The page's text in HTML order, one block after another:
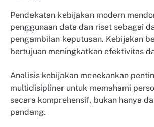
Pendekatan kebijakan modern
penggunaan data dan riset sebagai
pengambilan keputusan. Kebijakan
bertujuan meningkatkan efektivitas
Analisis kebijakan menekankan
multidisipliner untuk memahami
secara komprehensif, bukan hanya
pandang.